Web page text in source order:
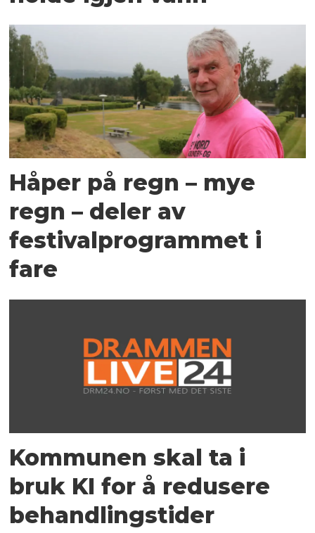
Håper på regn – mye
regn – deler av
festivalprogrammet i
fare
Kommunen skal ta i
bruk KI for å redusere
behandlingstider